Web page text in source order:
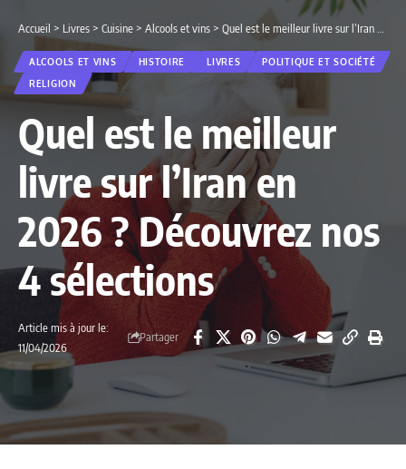
Accueil > Livres > Cuisine > Alcools et vins > Quel est le meilleur livre sur l’Iran en 2026 ? Découvrez nos 4 sélections
ALCOOLS ET VINS HISTOIRE LIVRES
POLITIQUE ET SOCIÉTÉ
RELIGION
Quel est le meilleur
livre sur l’Iran en
2026 ? Découvrez nos
4 sélections
Article mis à jour le:
11/04/2026
Partager